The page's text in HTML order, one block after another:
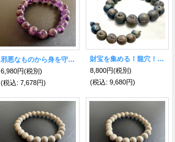
邪悪なものから身を守り、運命的な出会い ハイレベルな恋愛ができるようサポート！アメジスト ブレスレット 10mmAAA
6,980円(税別)
(税込: 7,678円)
財宝を集める！龍穴！ドルジーアゲート ブレス 12mm珠
8,800円(税別)
(税込: 9,680円)